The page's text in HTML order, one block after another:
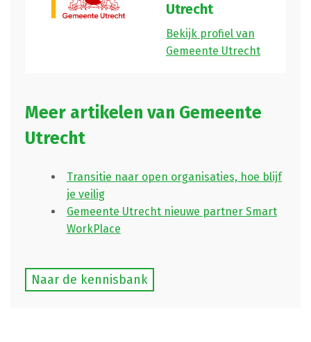
Utrecht
Bekijk profiel van
Gemeente Utrecht
Meer artikelen van Gemeente
Utrecht
Transitie naar open organisaties, hoe blijf
je veilig
Gemeente Utrecht nieuwe partner Smart
WorkPlace
Naar de kennisbank